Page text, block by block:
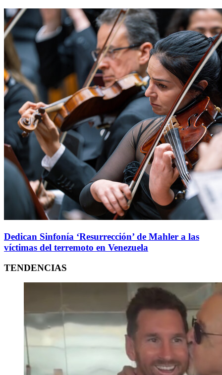
Dedican Sinfonía ‘Resurrección’ de Mahler a las
víctimas del terremoto en Venezuela
TENDENCIAS